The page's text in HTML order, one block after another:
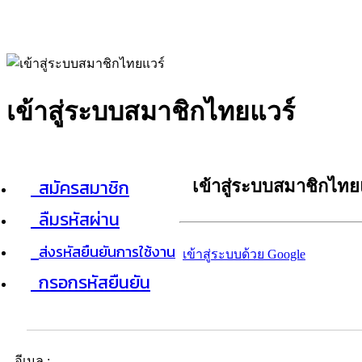
เข้าสู่ระบบสมาชิกไทยแวร์
สมัครสมาชิก
ลืมรหัสผ่าน
ส่งรหัสยืนยันการใช้งาน
กรอกรหัสยืนยัน
เข้าสู่ระบบสมาชิกไท
เข้าสู่ระบบด้วย Google